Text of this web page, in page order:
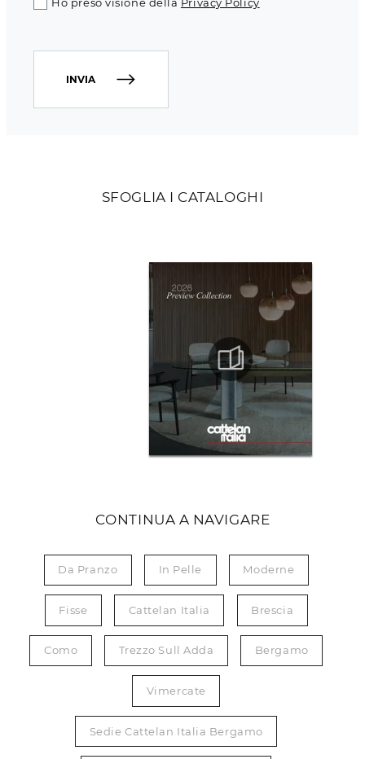
SFOGLIA I CATALOGHI
CONTINUA A NAVIGARE
Da Pranzo In Pelle Moderne
Fisse Cattelan Italia Brescia
Como Trezzo Sull Adda Bergamo
Vimercate
Sedie Cattelan Italia Bergamo
INVIA